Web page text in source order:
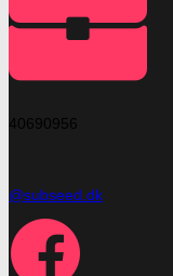
40690956
@subseed.dk